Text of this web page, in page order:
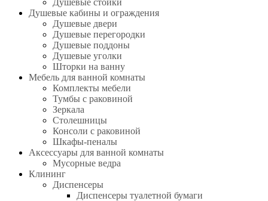
Душевые стойки
Душевые кабины и ограждения
Душевые двери
Душевые перегородки
Душевые поддоны
Душевые уголки
Шторки на ванну
Мебель для ванной комнаты
Комплекты мебели
Тумбы с раковиной
Зеркала
Столешницы
Консоли с раковиной
Шкафы-пеналы
Аксессуары для ванной комнаты
Мусорные ведра
Клининг
Диспенсеры
Диспенсеры туалетной бумаги